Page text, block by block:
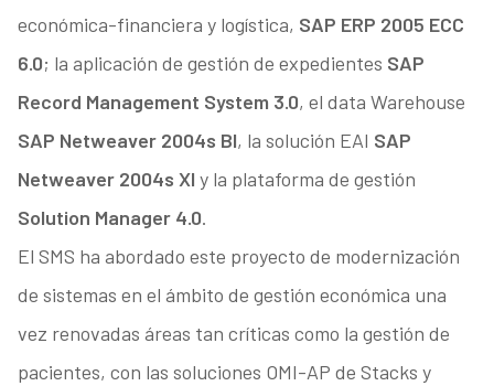
económica-financiera y logística, SAP ERP 2005 ECC
6.0; la aplicación de gestión de expedientes SAP
Record Management System 3.0, el data Warehouse
SAP Netweaver 2004s BI, la solución EAI SAP
Netweaver 2004s XI y la plataforma de gestión
Solution Manager 4.0.
El SMS ha abordado este proyecto de modernización
de sistemas en el ámbito de gestión económica una
vez renovadas áreas tan críticas como la gestión de
pacientes, con las soluciones OMI-AP de Stacks y